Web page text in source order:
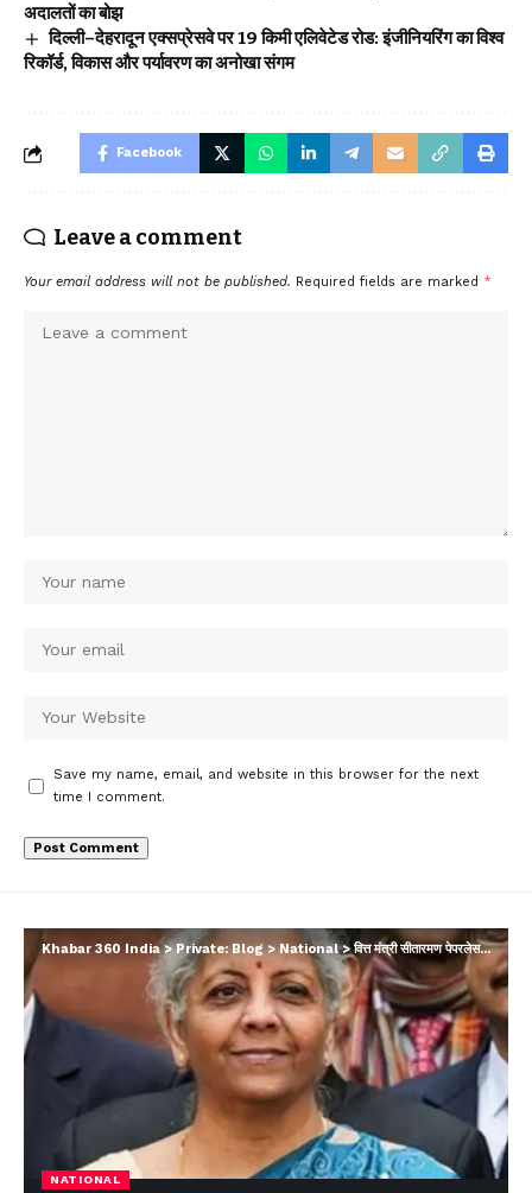
अदालतों का बोझ
दिल्ली–देहरादून एक्सप्रेसवे पर 19 किमी एलिवेटेड रोड: इंजीनियरिंग का विश्व
रिकॉर्ड, विकास और पर्यावरण का अनोखा संगम
Facebook
Leave a comment
Your email address will not be published. Required fields are marked *
Save my name, email, and website in this browser for the next
time I comment.
Khabar 360 India>Private: Blog>National>वित्त मंत्री सीतारमण पेपरलेस फॉर्मेट में बजट करेंगी पेश, रेड पाउच के साथ सामने आई तस्वीर
NATIONAL